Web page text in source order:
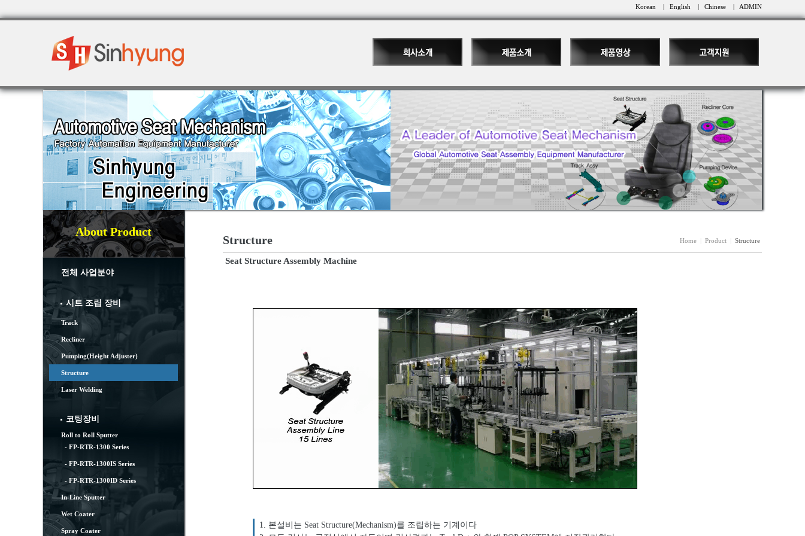
Korean | English | Chinese | ADMIN
About Product
전체 사업분야
시트 조립 장비
Track
Recliner
Pumping(Height Adjuster)
Structure
Laser Welding
코팅장비
Roll to Roll Sputter
- FP-RTR-1300 Series
- FP-RTR-1300IS Series
- FP-RTR-1300ID Series
In-Line Sputter
Wet Coater
Spray Coater
Home Product Structure
Structure
Seat Structure Assembly Machine
1. 본설비는 Seat Structure(Mechanism)를 조립하는 기계이다